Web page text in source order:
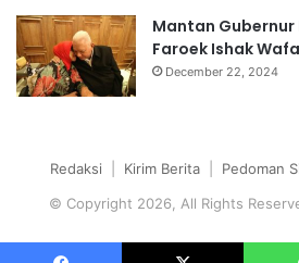
Mantan
Faroek Ishak
December 22, 2024
Redaksi Kirim Berita Pedoman
© Copyright 2026, All Rights